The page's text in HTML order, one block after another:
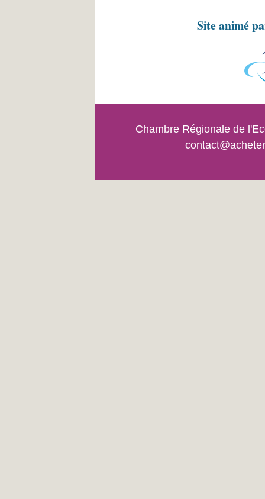
Site animé
Chambre Régionale de